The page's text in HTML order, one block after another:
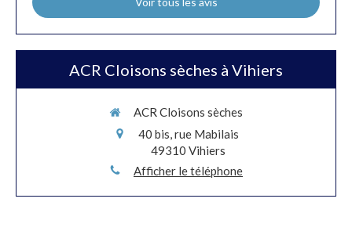
ACR Cloisons sèches à Vihiers
ACR Cloisons sèches
40 bis, rue Mabilais
49310 Vihiers
Afficher le téléphone